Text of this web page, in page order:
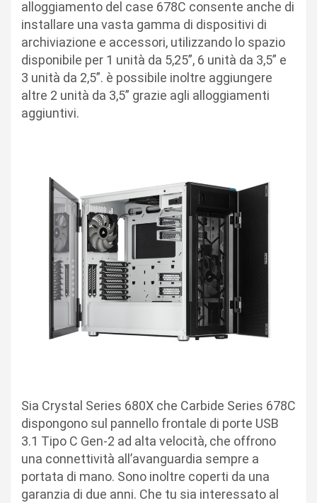
alloggiamento del case 678C consente anche di
installare una vasta gamma di dispositivi di
archiviazione e accessori, utilizzando lo spazio
disponibile per 1 unità da 5,25”, 6 unità da 3,5” e
3 unità da 2,5”. è possibile inoltre aggiungere
altre 2 unità da 3,5” grazie agli alloggiamenti
aggiuntivi.
Sia Crystal Series 680X che Carbide Series 678C
dispongono sul pannello frontale di porte USB
3.1 Tipo C Gen-2 ad alta velocità, che offrono
una connettività all’avanguardia sempre a
portata di mano. Sono inoltre coperti da una
garanzia di due anni. Che tu sia interessato al